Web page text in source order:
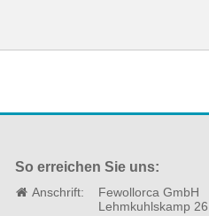
So erreichen Sie uns:
Anschrift:
Fewollorca GmbH
Lehmkuhlskamp 26